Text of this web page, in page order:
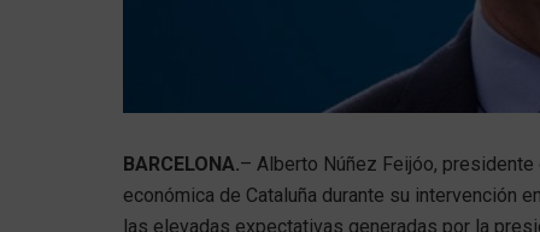
BARCELONA.– Alberto Núñez Feijóo,
económica de Cataluña durante su intervención
las elevadas expectativas generadas por la